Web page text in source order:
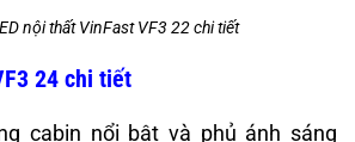
nội thất VinFast VF3 22 chi tiết
24 chi tiết
cabin nổi bật và phủ ánh sáng